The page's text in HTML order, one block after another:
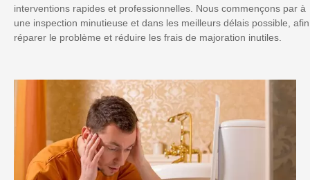
interventions rapides et professionnelles. Nous commençons par à
une inspection minutieuse et dans les meilleurs délais possible, afin
réparer le problème et réduire les frais de majoration inutiles.